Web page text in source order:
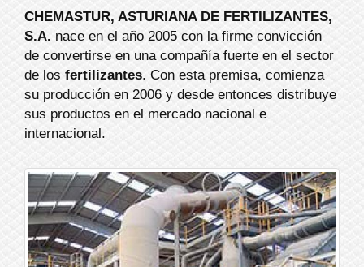
CHEMASTUR, ASTURIANA DE FERTILIZANTES,
S.A. nace en el año 2005 con la firme convicción
de convertirse en una compañía fuerte en el sector
de los fertilizantes. Con esta premisa, comienza
su producción en 2006 y desde entonces distribuye
sus productos en el mercado nacional e
internacional.